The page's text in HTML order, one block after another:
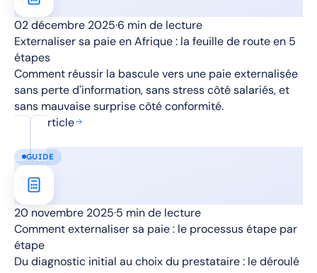
02 décembre 2025·6 min de lecture
Externaliser sa paie en Afrique : la feuille de route en 5
étapes
Comment réussir la bascule vers une paie externalisée
sans perte d'information, sans stress côté salariés, et
sans mauvaise surprise côté conformité.
Lire l'article
GUIDE
20 novembre 2025·5 min de lecture
Comment externaliser sa paie : le processus étape par
étape
Du diagnostic initial au choix du prestataire : le déroulé